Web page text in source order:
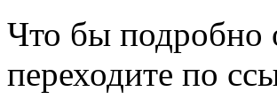
Что бы подробно
переходите по